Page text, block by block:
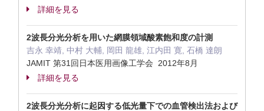
詳細を見る
2波長分光分析を用いた網膜領域酸素飽和度の計測
吉永 幸靖, 中村 大輔, 岡田 龍雄, 江内田 寛, 石橋 達朗
JAMIT 第31回日本医用画像工学会 2012年8月
詳細を見る
2波長分光分析に起因する低光量下での血管検出法および